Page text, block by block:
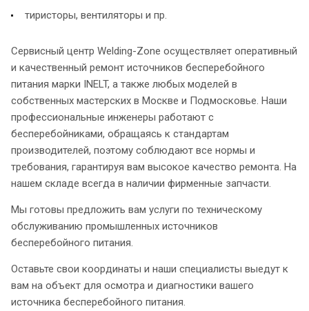
тиристоры, вентиляторы и пр.
Сервисный центр Welding-Zone осуществляет оперативный
и качественный ремонт источников бесперебойного
питания марки INELT, а также любых моделей в
собственных мастерских в Москве и Подмосковье. Наши
профессиональные инженеры работают с
бесперебойниками, обращаясь к стандартам
производителей, поэтому соблюдают все нормы и
требования, гарантируя вам высокое качество ремонта. На
нашем складе всегда в наличии фирменные запчасти.
Мы готовы предложить вам услуги по техническому
обслуживанию промышленных источников
бесперебойного питания.
Оставьте свои координаты и наши специалисты выедут к
вам на объект для осмотра и диагностики вашего
источника бесперебойного питания.